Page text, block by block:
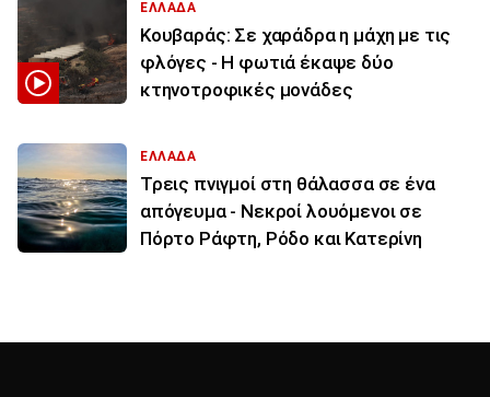
ΕΛΛΑΔΑ
Κουβαράς: Σε χαράδρα η μάχη με τις
φλόγες - Η φωτιά έκαψε δύο
κτηνοτροφικές μονάδες
ΕΛΛΑΔΑ
Τρεις πνιγμοί στη θάλασσα σε ένα
απόγευμα - Νεκροί λουόμενοι σε
Πόρτο Ράφτη, Ρόδο και Κατερίνη